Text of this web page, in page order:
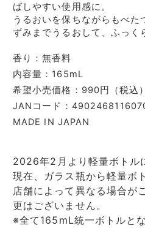
ばしやすい使用感に。
うるおいを保ちながらもべた
ずみまでうるおして、ふっく
香り：無香料
内容量：165mL
希望小売価格：990円（税込）
JANコード：
MADE IN JAPAN
2026年2月より軽量ボトル
現在、ガラス瓶から軽量ボ
店舗によって異なる場合が
更はございません。
※全て165mL統一ボトルと